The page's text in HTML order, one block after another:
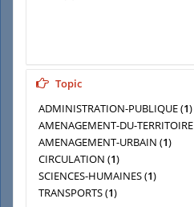
Topic
ADMINISTRATION-PUBLIQUE(1)
AMENAGEMENT-DU-TERRITOIRE
AMENAGEMENT-URBAIN (1)
CIRCULATION (1)
SCIENCES-HUMAINES(1)
TRANSPORTS(1)